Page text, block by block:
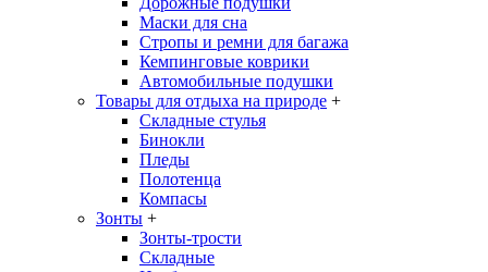
Маски для сна
Стропы и ремни для багажа
Кемпинговые коврики
Автомобильные подушки
Товары для отдыха на природе +
Складные стулья
Бинокли
Пледы
Полотенца
Компасы
Зонты +
Зонты-трости
Складные